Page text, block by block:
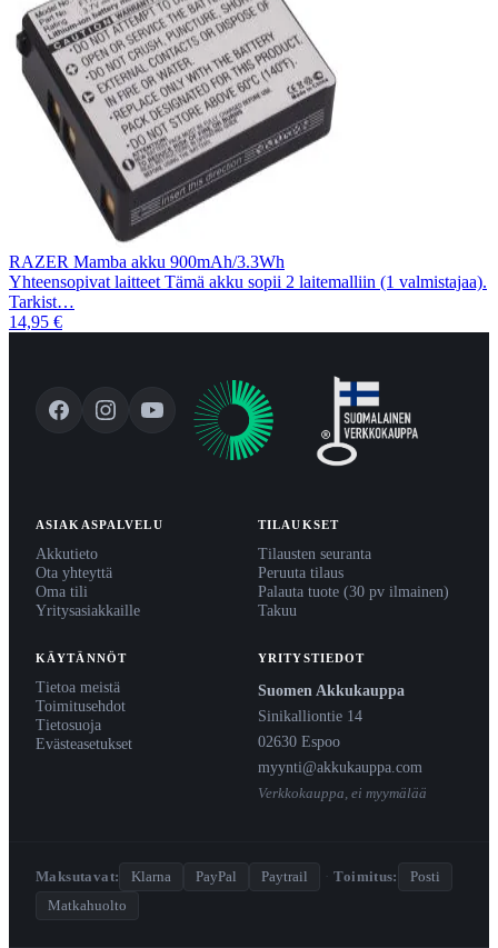
RAZER Mamba akku 900mAh/3.3Wh
Yhteensopivat laitteet Tämä akku sopii 2 laitemalliin (1 valmistajaa).
Tarkist…
14,95 €
ASIAKASPALVELU
Akkutieto
Ota yhteyttä
Oma tili
Yritysasiakkaille
TILAUKSET
Tilausten seuranta
Peruuta tilaus
Palauta tuote (30 pv ilmainen)
Takuu
KÄYTÄNNÖT
Tietoa meistä
Toimitusehdot
Tietosuoja
Evästeasetukset
YRITYSTIEDOT
Suomen Akkukauppa
Sinikalliontie 14
02630 Espoo
myynti@akkukauppa.com
Verkkokauppa, ei myymälää
Maksutavat: Klarna PayPal Paytrail · Toimitus:
Posti
Matkahuolto